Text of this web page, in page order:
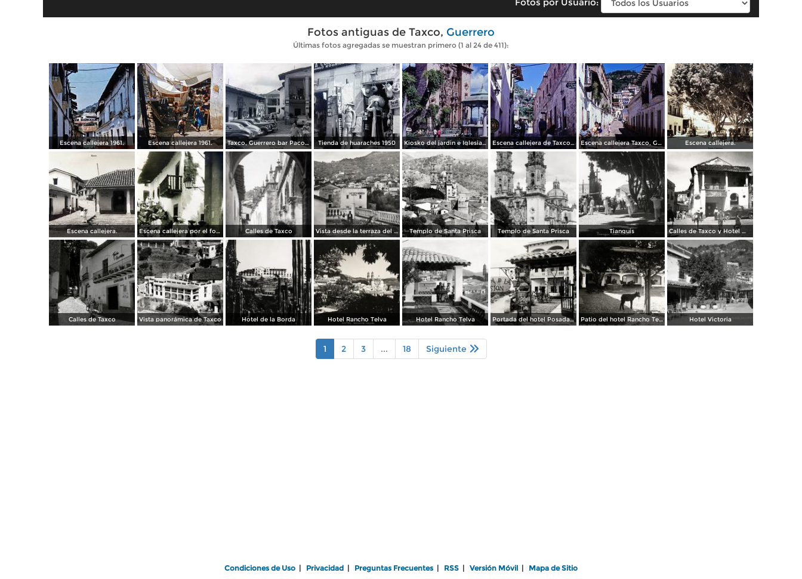
Fotos antiguas de Taxco, Guerrero
Últimas fotos agregadas se muestran primero (1 al 24 de 411):
Escena callejera 1961. Escena callejera 1961. Taxco, Guerrero bar Paco 1950 Tienda de huaraches 1950 Kiosko del jardin e Iglesia de Taxco, Guerrero 1967. Escena callejera de Taxco, Guerrero 1967. Escena callejera Taxco, Guerrero 1967. Escena callejera.
Escena callejera. Escena callejera por el fotografo Hugo Brehme. Calles de Taxco Vista desde la terraza del Hotel Taxqueño Templo de Santa Prisca Templo de Santa Prisca Tianguis Calles de Taxco y Hotel Meléndez (izq.)
Calles de Taxco Vista panorámica de Taxco Hotel de la Borda Hotel Rancho Telva Hotel Rancho Telva Portada del hotel Posada de la Misión Patio del hotel Rancho Telva Hotel Victoria
1 2 3 ... 18 Siguiente
Condiciones de Uso Privacidad Preguntas Frecuentes RSS Versión Móvil Mapa de Sitio